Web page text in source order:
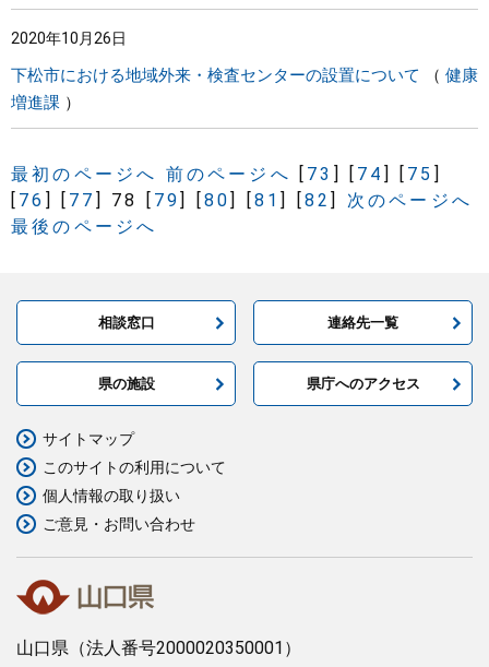
2020年10月26日
下松市における地域外来・検査センターの設置について
健康
増進課
最初のページへ 前のページへ [ 73 ] [ 74 ] [ 75 ]
[ 76 ] [ 77 ] 78 [ 79] [80] [81] [82]
次のページへ
最後のページへ
相談窓口 連絡先一覧
県の施設 県庁へのアクセス
山口県 （法人番号2000020350001）
サイトマップ
このサイトの利用について
個人情報の取り扱い
ご意見・お問い合わせ